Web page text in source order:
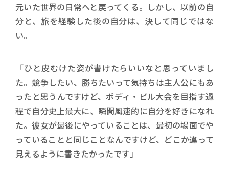
元いた世界の日常へと戻ってくる。しかし、以前の自
分と、旅を経験した後の自分は、決して同じではな
い。
「ひと皮むけた姿が書けたらいいなと思っていまし
た。競争したい、勝ちたいって気持ちは主人公にもあ
ったと思うんですけど、ボディ・ビル大会を目指す過
程で自分史上最大に、瞬間風速的に自分を好きになれ
た。彼女が最後にやっていることは、最初の場面でや
っていることと同じことなんですけど、どこか違って
見えるように書きたかったです」